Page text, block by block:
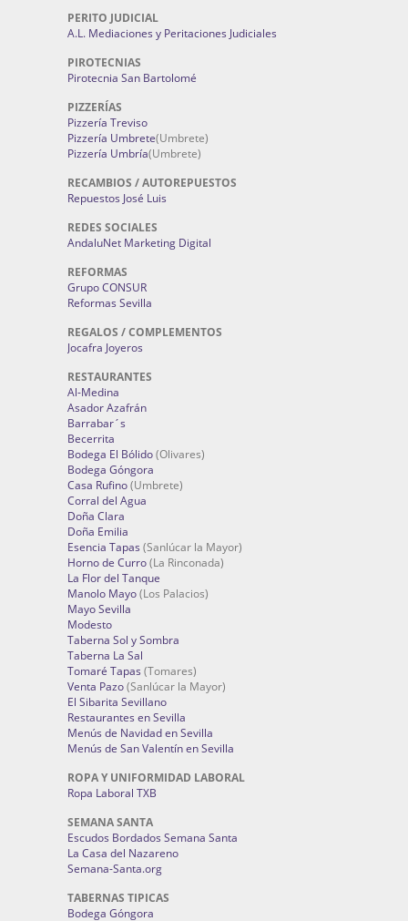
PERITO JUDICIAL
A.L. Mediaciones y Peritaciones Judiciales
PIROTECNIAS
Pirotecnia San Bartolomé
PIZZERÍAS
Pizzería Treviso
Pizzería Umbrete(Umbrete)
Pizzería Umbría(Umbrete)
RECAMBIOS / AUTOREPUESTOS
Repuestos José Luis
REDES SOCIALES
AndaluNet Marketing Digital
REFORMAS
Grupo CONSUR
Reformas Sevilla
REGALOS / COMPLEMENTOS
Jocafra Joyeros
RESTAURANTES
Al-Medina
Asador Azafrán
Barrabar´s
Becerrita
Bodega El Bólido(Olivares)
Bodega Góngora
Casa Rufino(Umbrete)
Corral del Agua
Doña Clara
Doña Emilia
Esencia Tapas (Sanlúcar la Mayor)
Horno de Curro(La Rinconada)
La Flor del Tanque
Manolo Mayo(Los Palacios)
Mayo Sevilla
Modesto
Taberna Sol y Sombra
Taberna La Sal
Tomaré Tapas (Tomares)
Venta Pazo(Sanlúcar la Mayor)
El Sibarita Sevillano
Restaurantes en Sevilla
Menús de Navidad en Sevilla
Menús de San Valentín en Sevilla
ROPA Y UNIFORMIDAD LABORAL
Ropa Laboral TXB
SEMANA SANTA
Escudos Bordados Semana Santa
La Casa del Nazareno
Semana-Santa.org
TABERNAS TIPICAS
Bodega Góngora